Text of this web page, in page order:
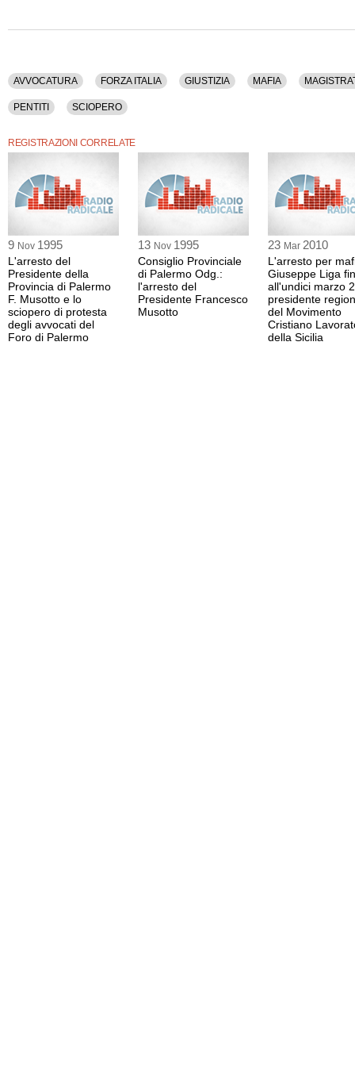
AVVOCATURA FORZA ITALIA GIUSTIZIA MAFIA
PENTITI SCIOPERO
REGISTRAZIONI CORRELATE
9 Nov 1995
L'arresto del
Presidente della
Provincia di Palermo
F. Musotto e lo
sciopero di protesta
degli avvocati del
Foro di Palermo
13 Nov 1995
Consiglio Provinciale
di Palermo Odg.:
l'arresto del
Presidente Francesco
Musotto
23 Mar 2010
L'arresto per
Giuseppe Liga
all'undici marzo
presidente
del Movimento
Cristiano
della Sicilia